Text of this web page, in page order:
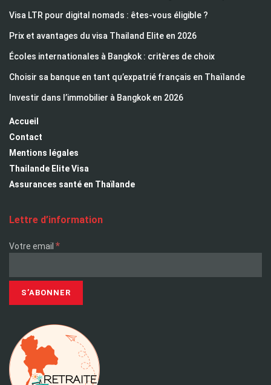
Visa LTR pour digital nomads : êtes-vous éligible ?
Prix et avantages du visa Thailand Elite en 2026
Écoles internationales à Bangkok : critères de choix
Choisir sa banque en tant qu’expatrié français en Thaïlande
Investir dans l’immobilier à Bangkok en 2026
Accueil
Contact
Mentions légales
Thailande Elite Visa
Assurances santé en Thaïlande
Lettre d’information
Votre email *